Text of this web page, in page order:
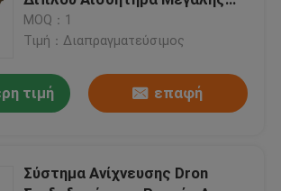
Drone
θερμικής κάμερας
Εμβέλειας
MOQ：1
Τιμή：Διαπραγματεύσιμος
τιμή επαφή
Σύστημα Ανίχνευσης Dron